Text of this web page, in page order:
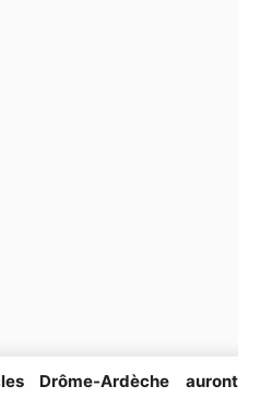
Drôme-Ardèche auront